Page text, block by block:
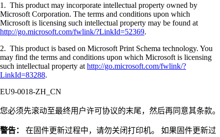
1. This product may incorporate intellectual property owned by
Microsoft Corporation. The terms and conditions upon which
Microsoft is licensing such intellectual property may be found at
http://go.microsoft.com/fwlink/?LinkId=52369.
2. This product is based on Microsoft Print Schema technology. You
may find the terms and conditions upon which Microsoft is licensing
such intellectual property at http://go.microsoft.com/fwlink/?
LinkId=83288.
EU9-0018-ZH_CN
您必须先滚动至最终用户许可协议的末尾，然后再同意其条款。
警告：
在固件更新过程中，请勿关闭打印机。 如果固件更新过